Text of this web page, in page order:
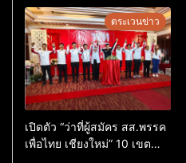
ตระเวนข่าว
เปิดตัว “ว่าที่ผู้สมัคร สส.พรรค
เพื่อไทย เชียงใหม่” 10 เขต